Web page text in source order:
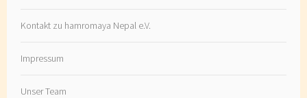
Kontakt zu hamromaya Nepal e.V.
Impressum
Unser Team